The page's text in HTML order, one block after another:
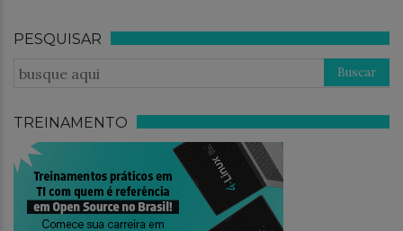
PESQUISAR
TREINAMENTO